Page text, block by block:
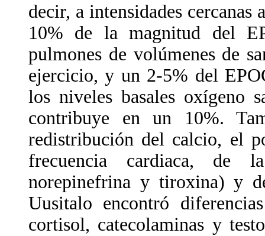
decir, a intensidades
10% de la magnitud del
pulmones de volúmenes de
ejercicio, y un 2-5% del
los niveles basales oxígeno
contribuye en un 10%.
redistribución del calcio, el
frecuencia cardiaca, de
norepinefrina y tiroxina) y
Uusitalo encontró
cortisol, catecolaminas y